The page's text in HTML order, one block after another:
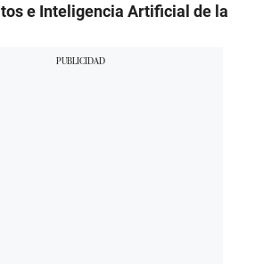
e Inteligencia Artificial de la